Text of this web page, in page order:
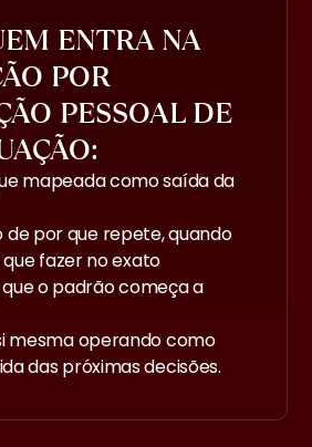
ENTRA NA
POR
PESSOAL DE
mapeada como saída da
por que repete, quando
fazer no exato
o padrão começa a
mesma operando como
das próximas decisões.